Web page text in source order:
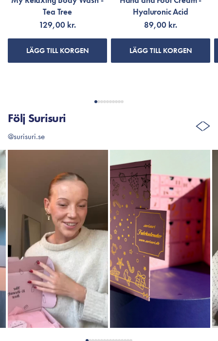
Tea Tree
129,00 kr.
LÄGG TILL KORGEN
Hyaluronic Acid
89,00 kr.
LÄGG TILL KORGEN
Följ Surisuri
@surisuri.se